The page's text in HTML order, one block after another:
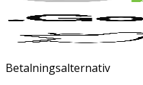
Betalningsalternativ